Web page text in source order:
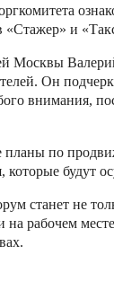
«Стажер» и
Москвы
Он
внимания,
планы по
будут
станет не
рабочем